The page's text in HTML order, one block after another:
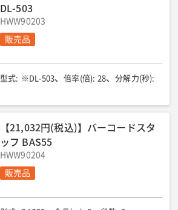
DL-503
HWW90203
販売品
型式: ※DL-503 倍率(倍): 28 分解力(秒):
【21,032円(税込)】バーコードスタ
ッフ BAS55
HWW90204
販売品